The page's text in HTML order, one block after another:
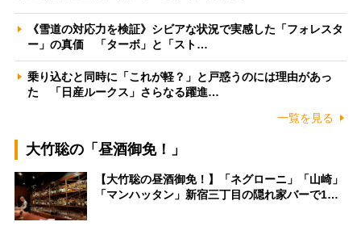
《雪道の対応力を検証》シビアな状況で実感した「フォレスタ
ー」の真価 「ターボ」と「スト…
乗り込むと同時に「これが軽？」と戸惑うのには理由があっ
た 「日産ルークス」さらなる躍進…
一覧を見る
大竹聡の「昼酒御免！」
【大竹聡の昼酒御免！】「ネグローニ」「山崎」
「マンハッタン」新宿三丁目の隠れ家バーで1…